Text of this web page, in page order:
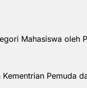
Mahasiswa oleh
Pemuda